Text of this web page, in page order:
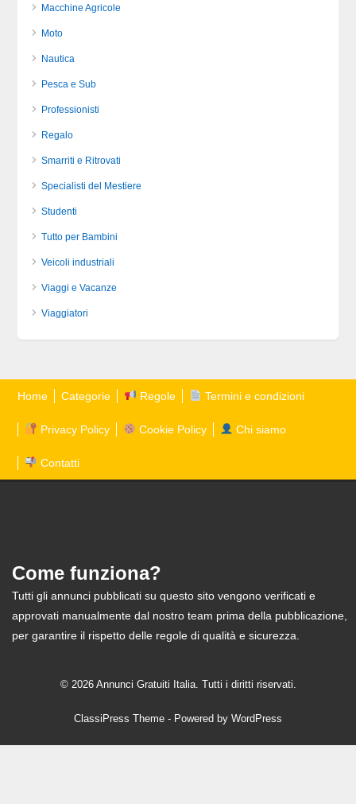
Macchine Agricole
Moto
Nautica
Pesca e Sub
Professionisti
Regalo
Smarriti e Ritrovati
Specialisti del Mestiere
Studenti
Tutto per Bambini
Veicoli industriali
Viaggi e Vacanze
Viaggiatori
Home Categorie Regole Termini e condizioni
Privacy Policy Cookie Policy Chi siamo
Contatti
Come funziona?
Tutti gli annunci pubblicati su questo sito vengono verificati e
approvati manualmente dal nostro team prima della pubblicazione,
per garantire il rispetto delle regole di qualità e sicurezza.
© 2026 Annunci Gratuiti Italia. Tutti i diritti riservati.
ClassiPress Theme - Powered by WordPress